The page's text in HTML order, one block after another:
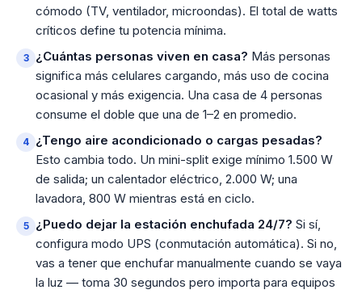
cómodo (TV, ventilador, microondas). El total de watts
críticos define tu potencia mínima.
¿Cuántas personas viven en casa? Más personas
significa más celulares cargando, más uso de cocina
ocasional y más exigencia. Una casa de 4 personas
consume el doble que una de 1–2 en promedio.
¿Tengo aire acondicionado o cargas pesadas?
Esto cambia todo. Un mini-split exige mínimo 1.500 W
de salida; un calentador eléctrico, 2.000 W; una
lavadora, 800 W mientras está en ciclo.
¿Puedo dejar la estación enchufada 24/7? Si sí,
configura modo UPS (conmutación automática). Si no,
vas a tener que enchufar manualmente cuando se vaya
la luz — toma 30 segundos pero importa para equipos